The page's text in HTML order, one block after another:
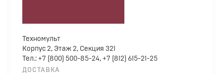
Техномульт
Корпус 2, Этаж 2, Секция 321
Тел.: +7 (800) 500-85-24, +7 (812) 615-21-25
ДОСТАВКА